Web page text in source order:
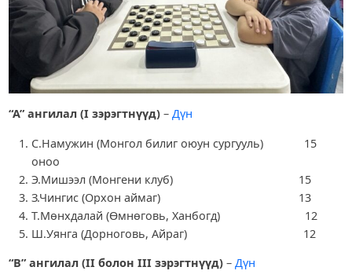
“А” ангилал (I зэрэгтнүүд)– Дүн
С.Намужин (Монгол билиг оюун сургууль) 15
оноо
Э.Мишээл (Монгени клуб) 15
З.Чингис (Орхон аймаг) 13
Т.Мөнхдалай (Өмнөговь, Ханбогд) 12
Ш.Уянга (Дорноговь, Айраг) 12
“В” ангилал (II болон III зэрэгтнүүд)– Дүн